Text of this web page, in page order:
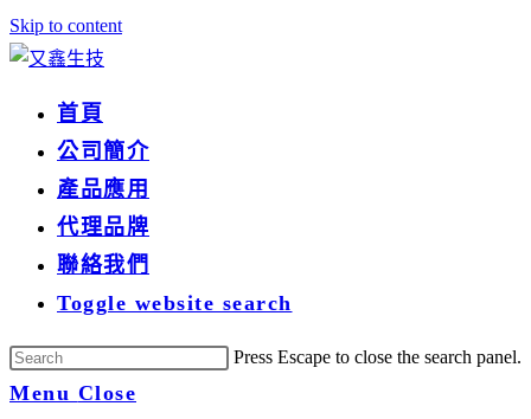
Skip to content
首頁
公司簡介
產品應用
代理品牌
聯絡我們
Toggle website search
Press Escape to close the search panel.
Menu Close